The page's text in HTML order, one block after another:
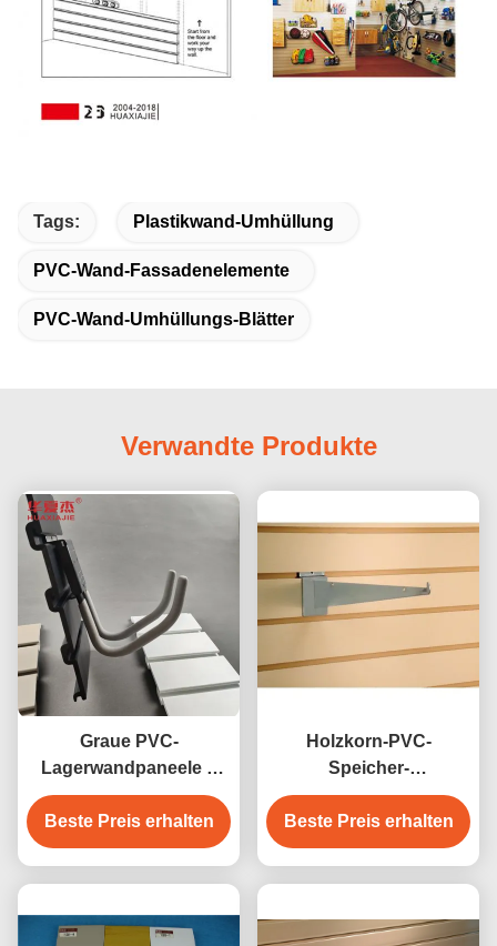
Tags: Plastikwand-Umhüllung
PVC-Wand-Fassadenelemente
PVC-Wand-Umhüllungs-Blätter
Verwandte Produkte
Graue PVC-
Lagerwandpaneele 4
Zoll SlatWall PVC-
Garagenpaneel
Beste Preis erhalten
Holzkorn-PVC-
Speicher-
Schlittenwandplatten
für Garagen,
wasserdicht
Beste Preis erhalten